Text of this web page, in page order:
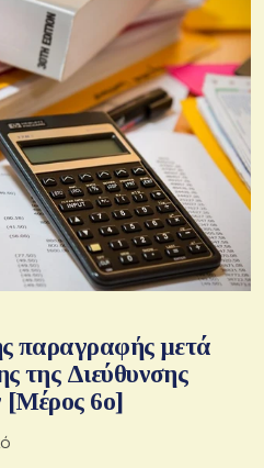
παραγραφής μετά
της Διεύθυνσης
[Μέρος 6ο]